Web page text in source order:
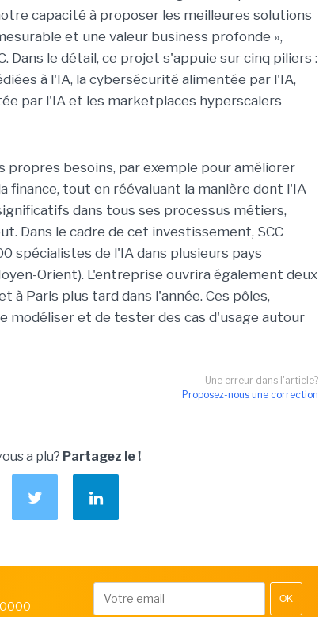
capacité à proposer les meilleures solutions
et une valeur business profonde »,
Dans le détail, ce projet s'appuie sur cinq piliers :
à l'IA, la cybersécurité alimentée par l'IA,
par l'IA et les marketplaces hyperscalers
propres besoins, par exemple pour améliorer
finance, tout en réévaluant la manière dont l'IA
dans tous ses processus métiers,
Dans le cadre de cet investissement, SCC
spécialistes de l'IA dans plusieurs pays
Orient). L'entreprise ouvrira également deux
Paris plus tard dans l'année. Ces pôles,
et de tester des cas d'usage autour
Une erreur dans l'article?
Proposez-nous une correction
a plu? Partagez le !
OK